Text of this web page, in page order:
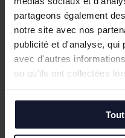
partageons également
notre site avec nos
publicité et d'analyse, qui
avec d'autres
ou qu'ils ont collectées
Nos biens